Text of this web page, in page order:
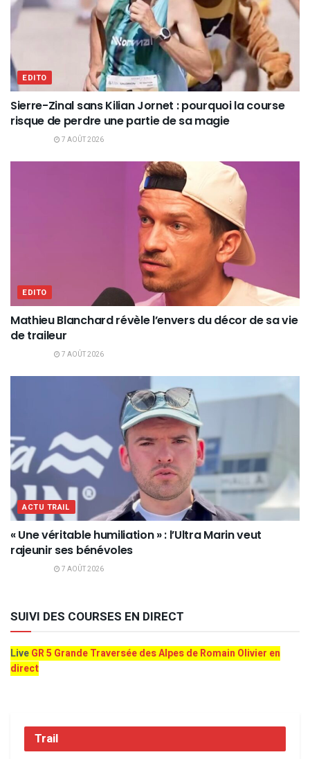
EDITO
Sierre-Zinal sans Kilian Jornet : pourquoi la course
risque de perdre une partie de sa magie
7 AOÛT 2026
EDITO
Mathieu Blanchard révèle l’envers du décor de sa vie
de traileur
7 AOÛT 2026
ACTU TRAIL
« Une véritable humiliation » : l’Ultra Marin veut
rajeunir ses bénévoles
7 AOÛT 2026
SUIVI DES COURSES EN DIRECT
LiveGR 5 Grande Traversée des Alpes de Romain Olivier en
direct
Trail